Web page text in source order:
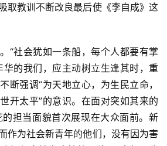
取教训不断改良最后使《李自成》这
“社会犹如一条船，每个人都要有掌
华的我们，应主动树立生逢其时，重
断强调“为天地立心，为生民立命，
开太平”的意识。在面对突如其来的
担当面貌首次展现在大众面前。新
作为社会新青年的他们，没有因为害